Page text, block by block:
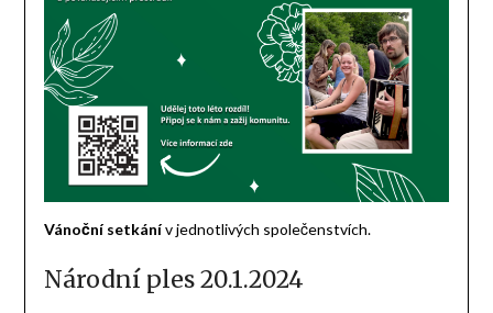
Vánoční setkánív jednotlivých společenstvích.
Národní ples 20.1.2024